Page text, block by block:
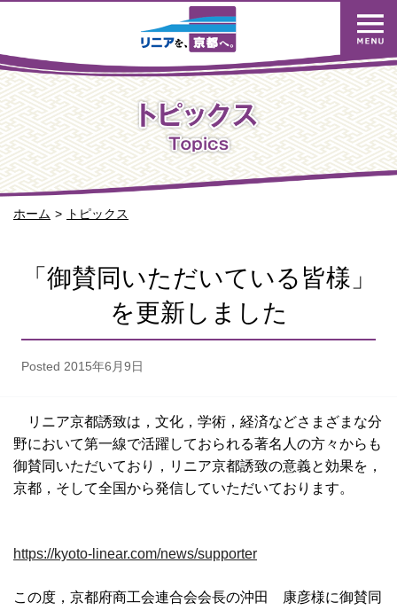
ホーム トピックス
「御賛同いただいている皆様」
を更新しました
Posted 2015年6月9日
リニア京都誘致は，文化，学術，経済などさまざまな分
野において第一線で活躍しておられる著名人の方々からも
御賛同いただいており，リニア京都誘致の意義と効果を，
京都，そして全国から発信していただいております。
https://kyoto-linear.com/news/supporter
この度，京都府商工会連合会会長の沖田 康彦様に御賛同